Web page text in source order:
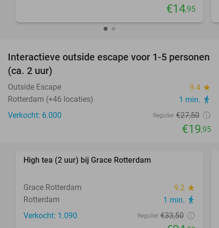
€14,95
27%
Interactieve outside escape voor 1-5 personen
(ca. 2 uur)
Outside Escape 9.4 star
Rotterdam (+46 locaties) 1 min. directions_walk
Verkocht: 6.000 Regulier €27,50
€19,95
favorite_border
High tea (2 uur) bij Grace Rotterdam
Grace Rotterdam 9.2 star
Rotterdam 1 min. directions_walk
Verkocht: 1.090 Regulier €33,50